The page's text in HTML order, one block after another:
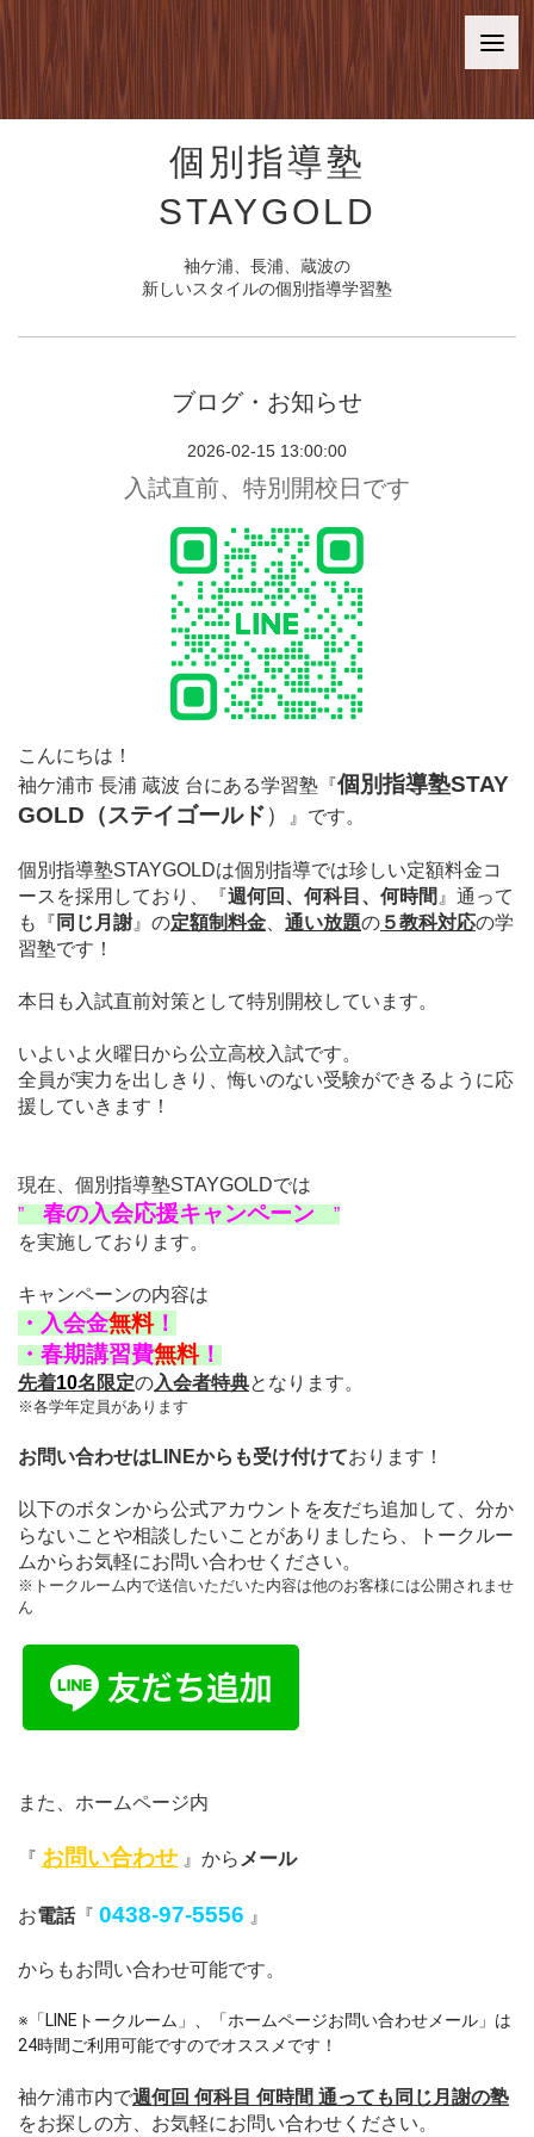
個別指導塾
STAYGOLD
袖ケ浦、長浦、蔵波の
新しいスタイルの個別指導学習塾
ブログ・お知らせ
2026-02-15 13:00:00
入試直前、特別開校日です
こんにちは！
袖ケ浦市 長浦 蔵波 台にある学習塾 『個別指導塾STAY
GOLD（ステイゴールド） 』 です。
個別指導塾STAYGOLDは個別指導では珍しい定額料金コ
ースを採用しており、
『週何回、何科目、何時間 』通って
も
『 同じ月謝 』の定額制料金 通い放題の ５教科対応の学
習塾です！
本日も入試直前対策として特別開校しています。
いよいよ火曜日から公立高校入試です。
全員が実力を出しきり、悔いのない受験ができるように応
援していきます！
現在、個別指導塾STAYGOLDでは
”
春の入会応援キャンペーン
”
を実施しております。
キャンペーンの内容は
・ 入会金無料！
・ 春期講習費無料！
先着10名限定の入会者特典となります。
※各学年定員があります
お問い合わせはLINEからも受け付けております！
以下のボタンから公式アカウントを友だち追加して、分か
らないことや相談したいことがありましたら、トークルー
ムからお気軽にお問い合わせください。
※トークルーム内で送信いただいた内容は他のお客様には公開されませ
ん
また、ホームページ内
『 お問い合わせ 』から メール
お電話『 0438-97-5556 』
からもお問い合わせ可能です。
※「LINEトークルーム」、「ホームページお問い合わせメール」は
24時間ご利用可能ですのでオススメです！
袖ケ浦市内で週何回 何科目 何時間 通っても同じ月謝の塾
をお探しの方、お気軽にお問い合わせください。